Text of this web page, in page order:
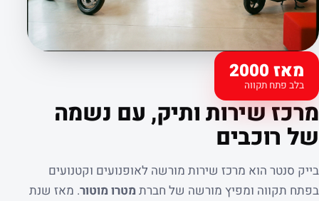
מאז 2000
בלב פתח תקווה
קצת עלינו
מרכז שירות ותיק, עם נשמה
של רוכבים
בייק סנטר הוא מרכז שירות מורשה לאופנועים וקטנועים
בפתח תקווה ומפיץ מורשה של חברת מטרו מוטור. מאז שנת